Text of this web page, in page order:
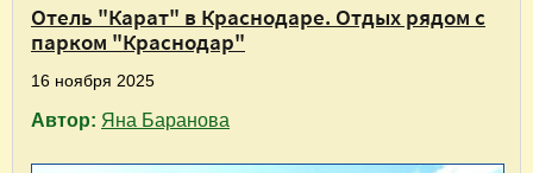
Отель "Карат" в Краснодаре. Отдых рядом с
парком "Краснодар"
16 ноября 2025
Автор: Яна Баранова